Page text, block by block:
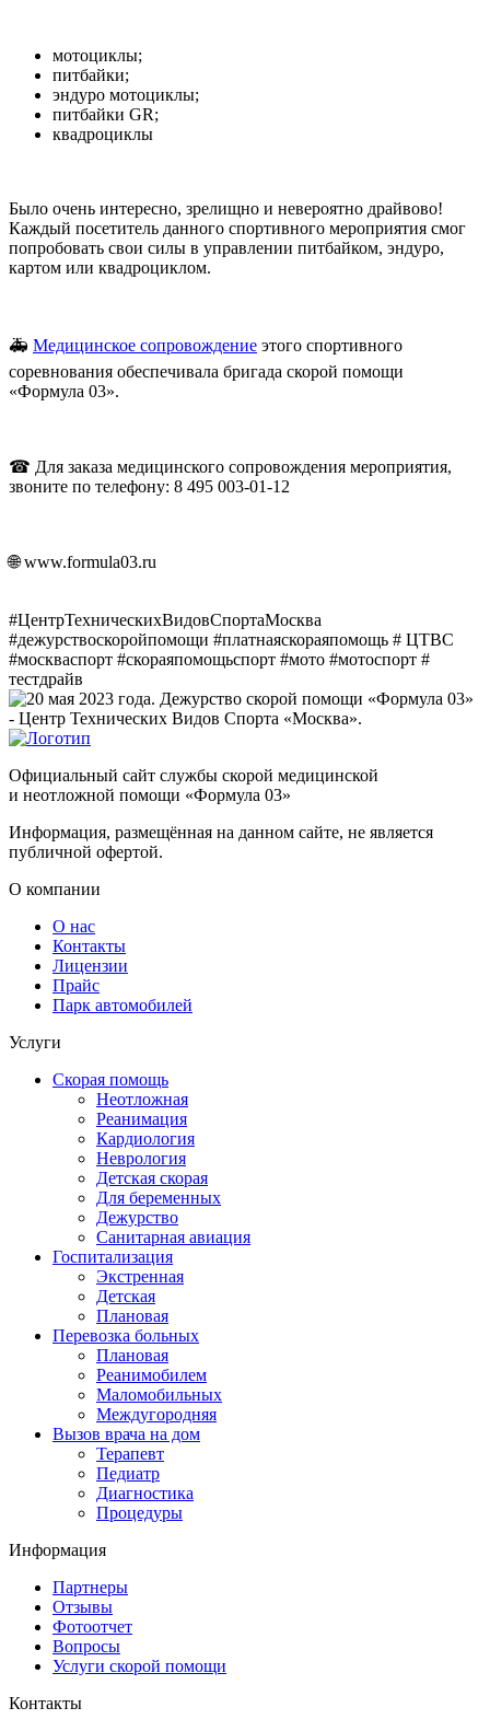
мотоциклы;
питбайки;
эндуро мотоциклы;
питбайки GR;
квадроциклы
Было очень интересно, зрелищно и невероятно драйвово!
Каждый посетитель данного спортивного мероприятия смог
попробовать свои силы в управлении питбайком, эндуро,
картом или квадроциклом.
🚑 Медицинское сопровождение этого спортивного
соревнования обеспечивала бригада скорой помощи
«Формула 03».
☎ Для заказа медицинского сопровождения мероприятия,
звоните по телефону: 8 495 003-01-12
🌐 www.formula03.ru
#ЦентрТехническихВидовСпортаМосква
#дежурствоскоройпомощи #платнаяскораяпомощь # ЦТВС
#москваспорт #скораяпомощьспорт #мото #мотоспорт #
тестдрайв
Официальный сайт службы скорой медицинской
и неотложной помощи «Формула 03»
Информация, размещённая на данном сайте, не является
публичной офертой.
О компании
О нас
Контакты
Лицензии
Прайс
Парк автомобилей
Услуги
Скорая помощь
Неотложная
Реанимация
Кардиология
Неврология
Детская скорая
Для беременных
Дежурство
Санитарная авиация
Госпитализация
Экстренная
Детская
Плановая
Перевозка больных
Плановая
Реанимобилем
Маломобильных
Междугородняя
Вызов врача на дом
Терапевт
Педиатр
Диагностика
Процедуры
Информация
Партнеры
Отзывы
Фотоотчет
Вопросы
Услуги скорой помощи
Контакты